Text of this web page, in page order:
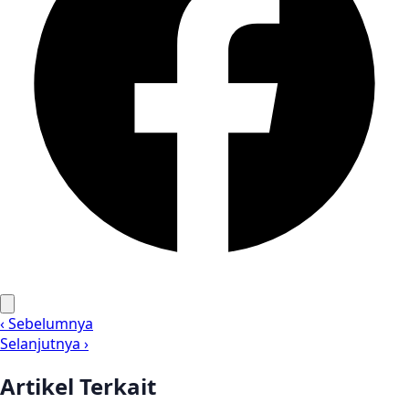
‹ Sebelumnya
Selanjutnya ›
Artikel Terkait